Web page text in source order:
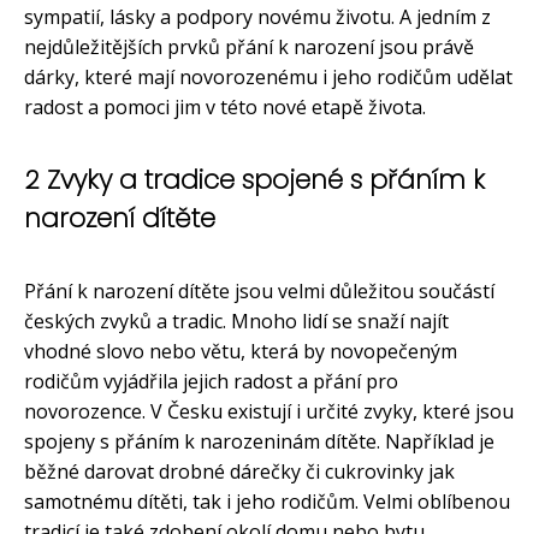
sympatií, lásky a podpory novému životu. A jedním z
nejdůležitějších prvků přání k narození jsou právě
dárky, které mají novorozenému i jeho rodičům udělat
radost a pomoci jim v této nové etapě života.
2 Zvyky a tradice spojené s přáním k
narození dítěte
Přání k narození dítěte jsou velmi důležitou součástí
českých zvyků a tradic. Mnoho lidí se snaží najít
vhodné slovo nebo větu, která by novopečeným
rodičům vyjádřila jejich radost a přání pro
novorozence. V Česku existují i určité zvyky, které jsou
spojeny s přáním k narozeninám dítěte. Například je
běžné darovat drobné dárečky či cukrovinky jak
samotnému dítěti, tak i jeho rodičům. Velmi oblíbenou